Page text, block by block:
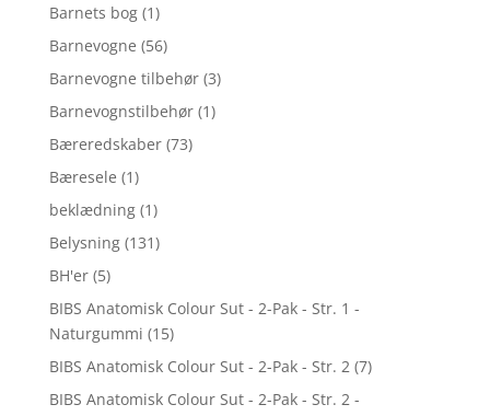
Barnets bog (1)
Barnevogne (56)
Barnevogne tilbehør (3)
Barnevognstilbehør (1)
Bæreredskaber (73)
Bæresele (1)
beklædning (1)
Belysning (131)
BH'er (5)
BIBS Anatomisk Colour Sut - 2-Pak - Str. 1 -
Naturgummi (15)
BIBS Anatomisk Colour Sut - 2-Pak - Str. 2 (7)
BIBS Anatomisk Colour Sut - 2-Pak - Str. 2 -